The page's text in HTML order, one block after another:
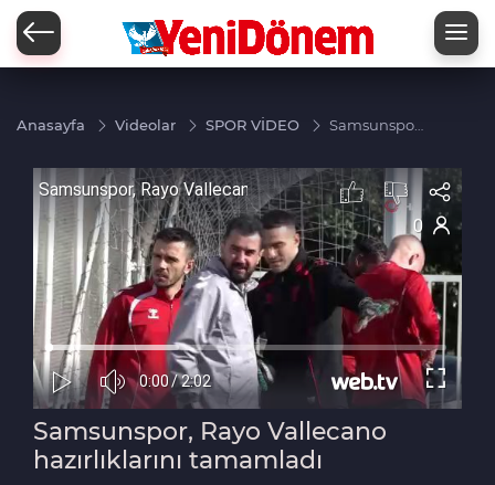
Anasayfa Videolar SPOR VİDEO
Samsunspor,
hazırlıklarını
tamamladı
Samsunspor, Rayo Vallecano
hazırlıklarını tamamladı